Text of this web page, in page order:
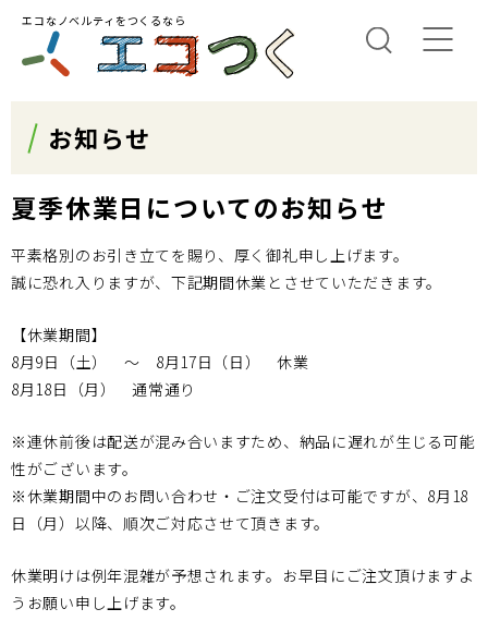
エコなノベルティをつくるなら
お知らせ
夏季休業日についてのお知らせ
平素格別のお引き立てを賜り、厚く御礼申し上げます。
誠に恐れ入りますが、下記期間休業とさせていただきます。
【休業期間】
8月9日（土） 〜 8月17日（日） 休業
8月18日（月） 通常通り
※連休前後は配送が混み合いますため、納品に遅れが生じる可能
性がございます。
※休業期間中のお問い合わせ・ご注文受付は可能ですが、8月18
日（月）以降、順次ご対応させて頂きます。
休業明けは例年混雑が予想されます。お早目にご注文頂けますよ
うお願い申し上げます。